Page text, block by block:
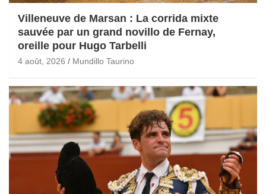
Villeneuve de Marsan : La corrida mixte
sauvée par un grand novillo de Fernay,
oreille pour Hugo Tarbelli
4 août, 2026 Mundillo Taurino